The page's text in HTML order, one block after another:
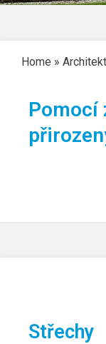
Home »
Pomocí
Střechy